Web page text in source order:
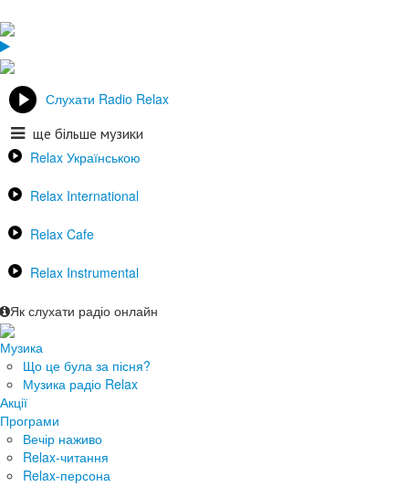
Слухати Radio Relax
ще більше музики
Relax Українською
Relax International
Relax Cafe
Relax Instrumental
Як слухати радіо онлайн
Музика
Що це була за пісня?
Музика радіо Relax
Акції
Програми
Вечір наживо
Relax-читання
Relax-персона